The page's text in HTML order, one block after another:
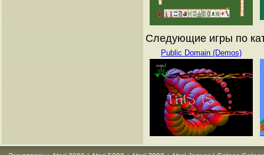
Следующие игры по
Public Domain (Demos)